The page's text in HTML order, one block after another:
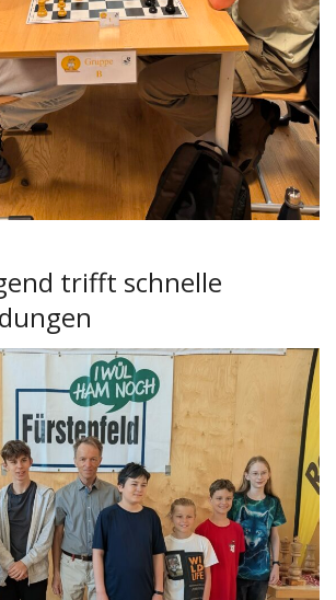
trifft schnelle